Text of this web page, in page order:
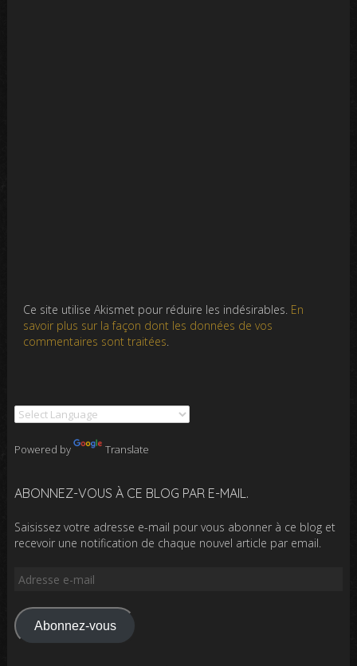
Ce site utilise Akismet pour réduire les indésirables. En
savoir plus sur la façon dont les données de vos
commentaires sont traitées.
Powered by Translate
ABONNEZ-VOUS À CE BLOG PAR E-MAIL.
Saisissez votre adresse e-mail pour vous abonner à ce blog et
recevoir une notification de chaque nouvel article par email.
Adresse
mail
Abonnez-vous